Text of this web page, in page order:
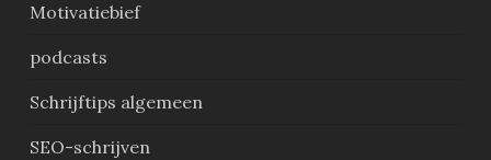
Motivatiebief
podcasts
Schrijftips algemeen
SEO-schrijven